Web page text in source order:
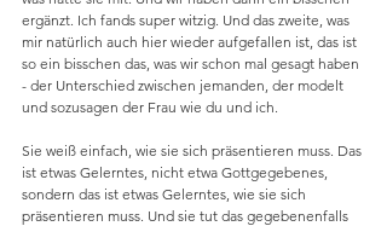
ergänzt. Ich fands super witzig. Und das zweite, was
mir natürlich auch hier wieder aufgefallen ist, das ist
so ein bisschen das, was wir schon mal gesagt haben
- der Unterschied zwischen jemanden, der modelt
und sozusagen der Frau wie du und ich.
Sie weiß einfach, wie sie sich präsentieren muss. Das
ist etwas Gelerntes, nicht etwa Gottgegebenes,
sondern das ist etwas Gelerntes, wie sie sich
präsentieren muss. Und sie tut das gegebenenfalls